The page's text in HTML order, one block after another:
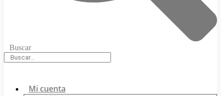
Buscar
Mi cuenta